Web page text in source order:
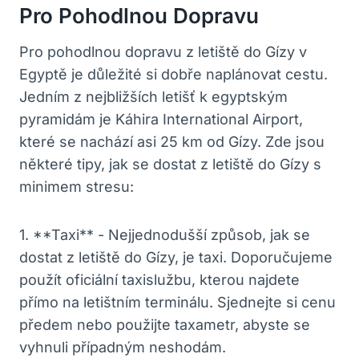
Pro Pohodlnou Dopravu
Pro ⁣pohodlnou dopravu z letiště do Gízy v
Egyptě je důležité si dobře naplánovat cestu.⁤
Jedním z nejbližších letišť k egyptským
pyramidám je Káhira⁣ International Airport,
které​ se nachází asi 25 km od Gízy. Zde jsou
některé tipy, jak se dostat ⁣z letiště do Gízy s
minimem stresu:
1. ‌**Taxi** -⁢ Nejjednodušší způsob,⁣ jak se​
dostat z letiště do Gízy, je taxi. Doporučujeme
použít oficiální taxislužbu, ​kterou najdete
přímo na⁣ letištním ‍terminálu. Sjednejte si cenu
předem nebo ⁢použijte taxametr, abyste se
vyhnuli případným neshodám.